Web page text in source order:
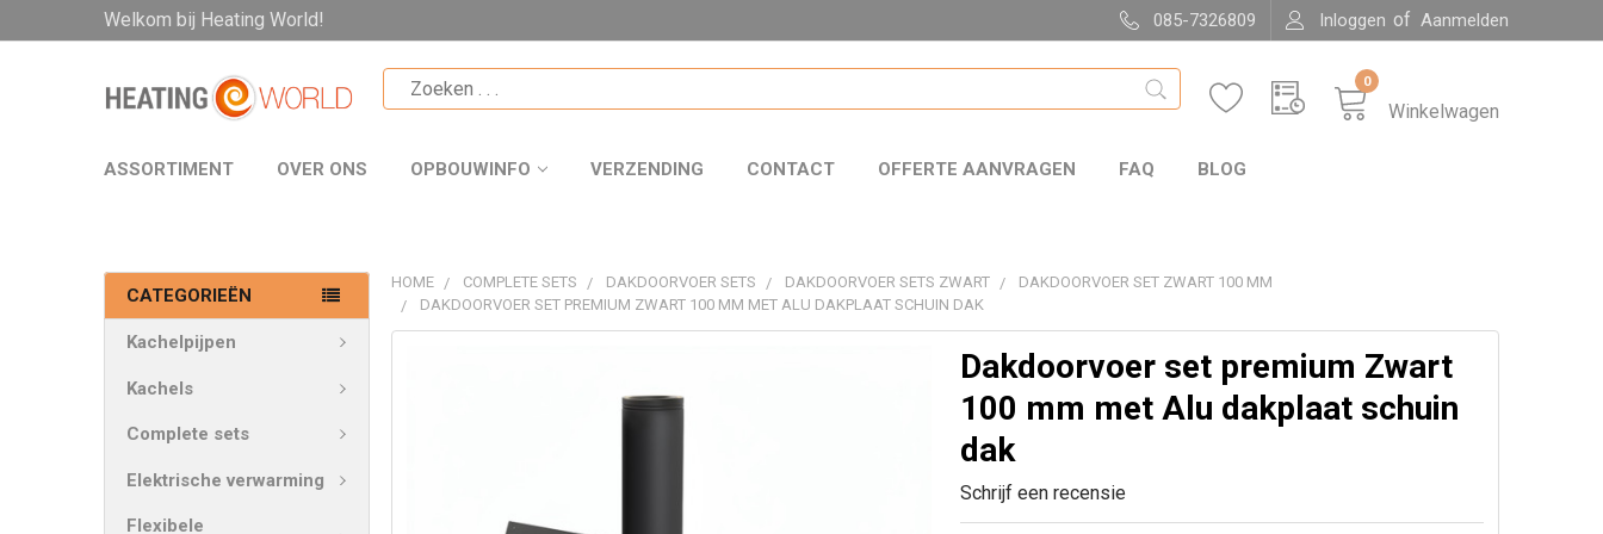
Welkom bij Heating World! 085-7326809 Inloggen of Aanmelden
Winkelwagen
0
ASSORTIMENT OVER ONS OPBOUWINFO VERZENDING CONTACT OFFERTE AANVRAGEN FAQ BLOG
CATEGORIEËN
Kachelpijpen
Kachels
Complete sets
Elektrische verwarming
Flexibele
HOME COMPLETE SETS DAKDOORVOER SETS DAKDOORVOER SETS ZWART
DAKDOORVOER SET ZWART 100 MM
DAKDOORVOER SET PREMIUM ZWART 100 MM MET ALU DAKPLAAT SCHUIN DAK
Dakdoorvoer set premium Zwart
100 mm met Alu dakplaat schuin
dak
Schrijf een recensie